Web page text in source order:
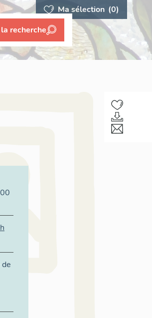
Ma sélection (0)
recherche